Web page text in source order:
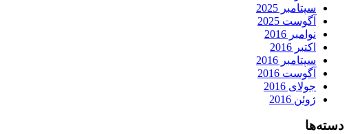
سپتامبر 2025
آگوست 2025
نوامبر 2016
اکتبر 2016
سپتامبر 2016
آگوست 2016
جولای 2016
ژوئن 2016
دسته‌ها